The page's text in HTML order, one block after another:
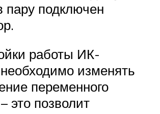
пару подключен
работы ИК-
изменять
переменного
это позволит